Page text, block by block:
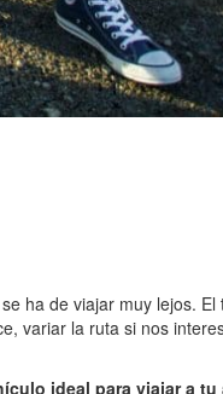
ha de viajar muy lejos.
variar la ruta si nos
ideal para viajar a tu